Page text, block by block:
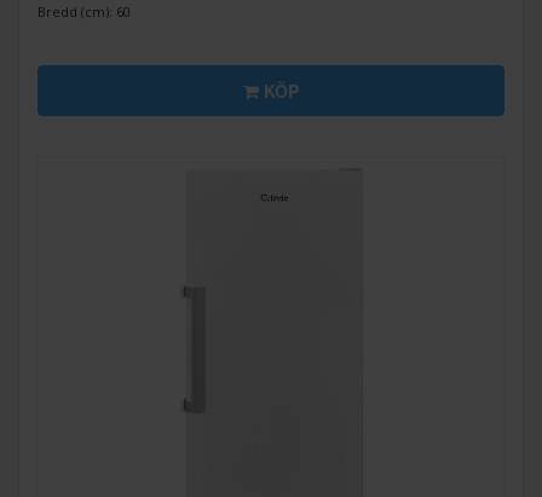
Bredd (cm): 60
KÖP